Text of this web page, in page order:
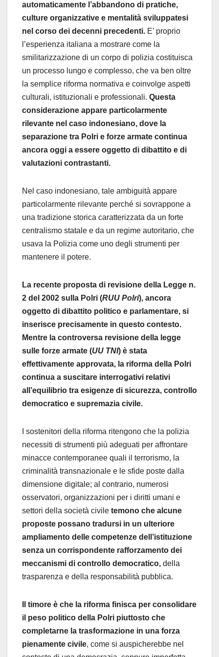
automaticamente l’abbandono di pratiche,
culture organizzative e mentalità sviluppatesi
nel corso dei decenni precedenti. E’ proprio
l’esperienza italiana a mostrare come la
smilitarizzazione di un corpo di polizia costituisca
un processo lungo e complesso, che va ben oltre
la semplice riforma normativa e coinvolge aspetti
culturali, istituzionali e professionali. Questa
considerazione appare particolarmente
rilevante nel caso indonesiano, dove la
separazione tra Polri e forze armate continua
ancora oggi a essere oggetto di dibattito e di
valutazioni contrastanti.
Nel caso indonesiano, tale ambiguità appare
particolarmente rilevante perché si sovrappone a
una tradizione storica caratterizzata da un forte
centralismo statale e da un regime autoritario, che
usava la Polizia come uno degli strumenti per
mantenere il potere.
La recente proposta di revisione della Legge n.
2 del 2002 sulla Polri (RUU Polri), ancora
oggetto di dibattito politico e parlamentare, si
inserisce precisamente in questo contesto.
Mentre la controversa revisione della legge
sulle forze armate (UU TNI) è stata
effettivamente approvata, la riforma della Polri
continua a suscitare interrogativi relativi
all’equilibrio tra esigenze di sicurezza, controllo
democratico e supremazia civile.
I sostenitori della riforma ritengono che la polizia
necessiti di strumenti più adeguati per affrontare
minacce contemporanee quali il terrorismo, la
criminalità transnazionale e le sfide poste dalla
dimensione digitale; al contrario, numerosi
osservatori, organizzazioni per i diritti umani e
settori della società civile temono che alcune
proposte possano tradursi in un ulteriore
ampliamento delle competenze dell’istituzione
senza un corrispondente rafforzamento dei
meccanismi di controllo democratico, della
trasparenza e della responsabilità pubblica.
Il timore è che la riforma finisca per consolidare
il peso politico della Polri piuttosto che
completarne la trasformazione in una forza
pienamente civile, come si auspicherebbe nel